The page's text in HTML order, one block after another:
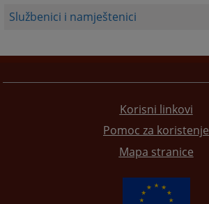
Službenici i namještenici
Korisni linkovi
Pomoc za koristenje
Mapa stranice